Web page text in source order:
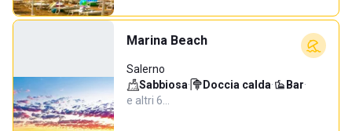
Marina Beach
Salerno
Sabbiosa· Doccia calda· Bar·
e altri 6…